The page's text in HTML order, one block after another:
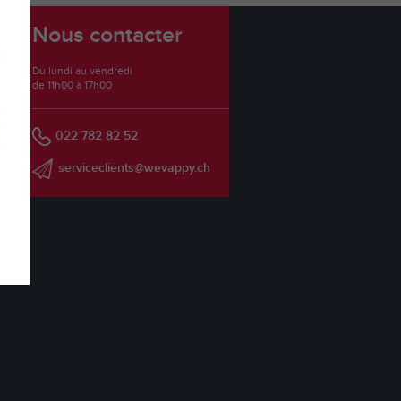
Nous contacter
Du lundi au vendredi
de 11h00 à 17h00
022 782 82 52
serviceclients@wevappy.ch